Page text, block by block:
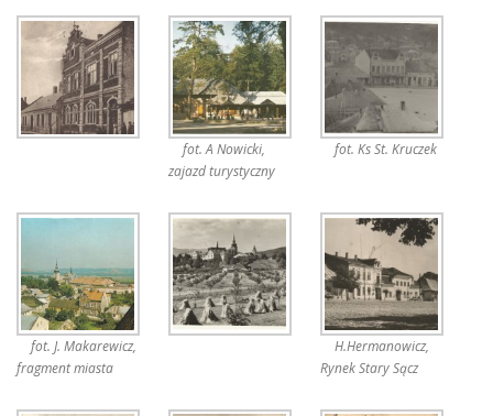
fot. A Nowicki,
zajazd turystyczny
fot. Ks St. Kruczek
fot. J. Makarewicz,
fragment miasta
H.Hermanowicz,
Rynek Stary Sącz